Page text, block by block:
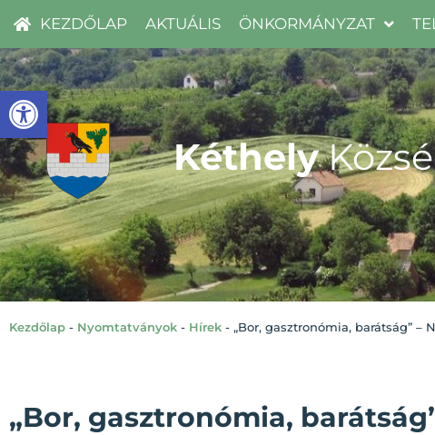
Eszköztár megnyitása
KEZDŐLAP AKTUÁLIS ÖNKORMÁNYZAT
Kéthely
Kezdőlap - Nyomtatványok - Hírek - „Bor, gasztronómia, barátság” –
„Bor, gasztronómia,